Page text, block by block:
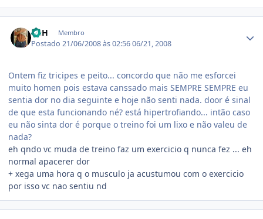
DeH Membro
Postado21/06/2008 às 02:5606/21, 2008
Ontem fiz tricipes e peito... concordo que não me esforcei
muito homen pois estava canssado mais SEMPRE SEMPRE eu
sentia dor no dia seguinte e hoje não senti nada. door é sinal
de que esta funcionando né? está hipertrofiando... intão caso
eu não sinta dor é porque o treino foi um lixo e não valeu de
nada?
eh qndo vc muda de treino faz um exercicio q nunca fez ... eh
normal apacerer dor
+ xega uma hora q o musculo ja acustumou com o exercicio
por isso vc nao sentiu nd